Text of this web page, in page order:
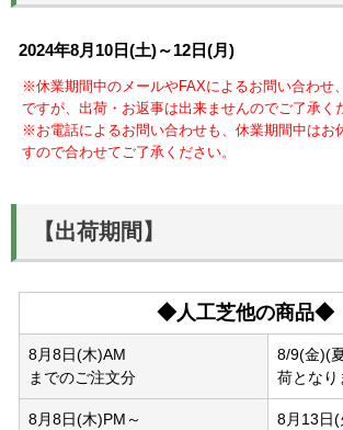
2024年8月10日(土)～12日(月)
※休業期間中のメールやFAXによるお問い合わせ
ですが、出荷・お返事は出来ませんのでご了承く
※お電話によるお問い合わせも、休業期間中はお
すので合わせてご了承ください。
【出荷期間】
◆人工芝他の商品◆
8月8日(木)AM
までのご注文分
8/9(金)(
荷となり
8月8日(木)PM～
8月13日(